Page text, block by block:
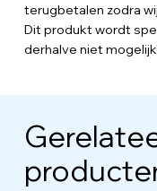
terugbetalen zodra
Dit produkt wordt
derhalve niet